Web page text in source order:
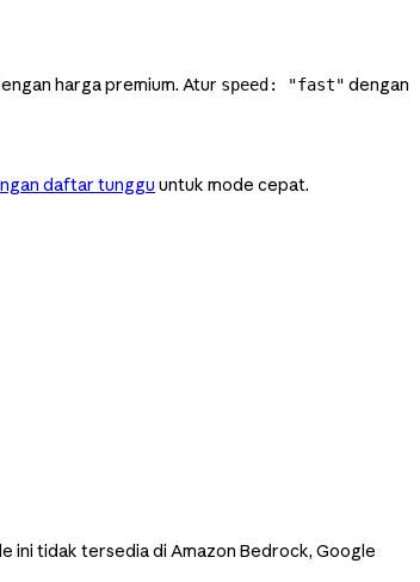
harga premium. Atur speed: "fast" dengan
daftar tunggu untuk mode cepat.
ini tidak tersedia di Amazon Bedrock, Google